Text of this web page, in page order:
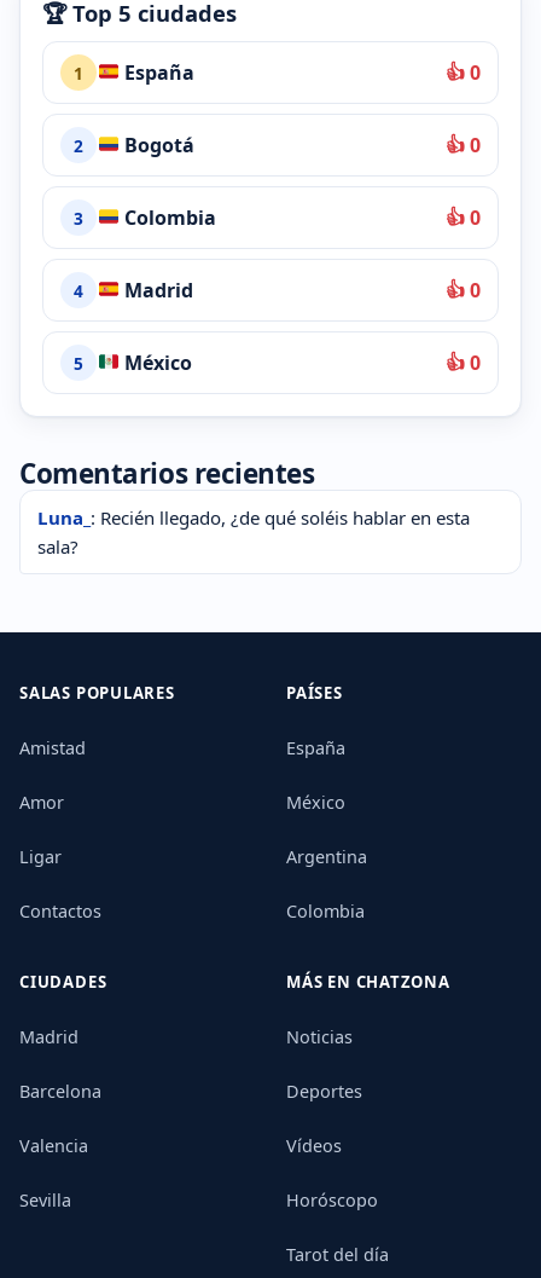
🏆 Top 5 ciudades
1 España 👍 0
2 Bogotá 👍 0
3 Colombia 👍 0
4 Madrid 👍 0
5 México 👍 0
Comentarios recientes
Luna_ : Recién llegado, ¿de qué soléis hablar en esta
sala?
SALAS POPULARES
Amistad
Amor
Ligar
Contactos
PAÍSES
España
México
Argentina
Colombia
CIUDADES
Madrid
Barcelona
Valencia
Sevilla
MÁS EN CHATZONA
Noticias
Deportes
Vídeos
Horóscopo
Tarot del día